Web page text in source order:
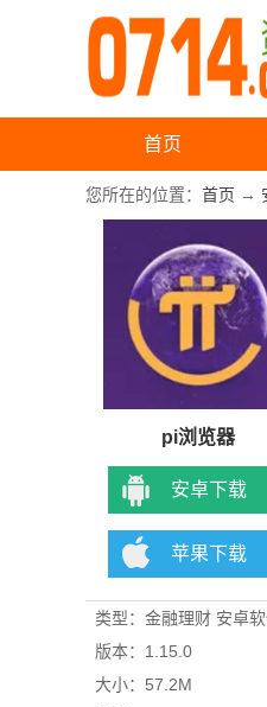
首页
您所在的位置： 首页 →
pi浏览器
安卓下载
苹果下载
类型：金融理财 安卓
版本：1.15.0
大小：57.2M